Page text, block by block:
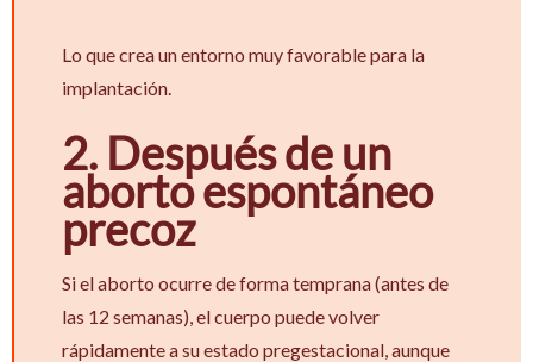
Lo que crea un entorno muy favorable para la
implantación.
2. Después de un
aborto espontáneo
precoz
Si el aborto ocurre de forma temprana (antes de
las 12 semanas), el cuerpo puede volver
rápidamente a su estado pregestacional, aunque